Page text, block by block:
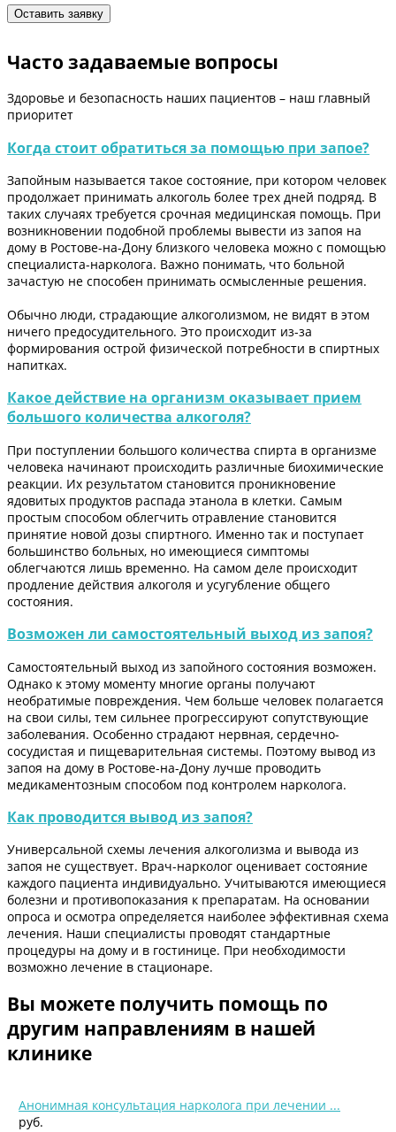
Часто задаваемые вопросы
Здоровье и безопасность наших пациентов – наш главный
приоритет
Когда стоит обратиться за помощью при запое?
Запойным называется такое состояние, при котором человек
продолжает принимать алкоголь более трех дней подряд. В
таких случаях требуется срочная медицинская помощь. При
возникновении подобной проблемы вывести из запоя на
дому в Ростове-на-Дону близкого человека можно с помощью
специалиста-нарколога. Важно понимать, что больной
зачастую не способен принимать осмысленные решения.
Обычно люди, страдающие алкоголизмом, не видят в этом
ничего предосудительного. Это происходит из-за
формирования острой физической потребности в спиртных
напитках.
Какое действие на организм оказывает прием
большого количества алкоголя?
При поступлении большого количества спирта в организме
человека начинают происходить различные биохимические
реакции. Их результатом становится проникновение
ядовитых продуктов распада этанола в клетки. Самым
простым способом облегчить отравление становится
принятие новой дозы спиртного. Именно так и поступает
большинство больных, но имеющиеся симптомы
облегчаются лишь временно. На самом деле происходит
продление действия алкоголя и усугубление общего
состояния.
Возможен ли самостоятельный выход из запоя?
Самостоятельный выход из запойного состояния возможен.
Однако к этому моменту многие органы получают
необратимые повреждения. Чем больше человек полагается
на свои силы, тем сильнее прогрессируют сопутствующие
заболевания. Особенно страдают нервная, сердечно-
сосудистая и пищеварительная системы. Поэтому вывод из
запоя на дому в Ростове-на-Дону лучше проводить
медикаментозным способом под контролем нарколога.
Как проводится вывод из запоя?
Универсальной схемы лечения алкоголизма и вывода из
запоя не существует. Врач-нарколог оценивает состояние
каждого пациента индивидуально. Учитываются имеющиеся
болезни и противопоказания к препаратам. На основании
опроса и осмотра определяется наиболее эффективная схема
лечения. Наши специалисты проводят стандартные
процедуры на дому и в гостинице. При необходимости
возможно лечение в стационаре.
Вы можете получить помощь по
другим направлениям в нашей
клинике
Анонимная консультация нарколога при лечении ...
руб.